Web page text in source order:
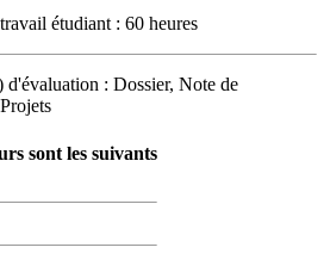
étudiant : 60 heures
d'évaluation : Dossier, Note de
sont les suivants